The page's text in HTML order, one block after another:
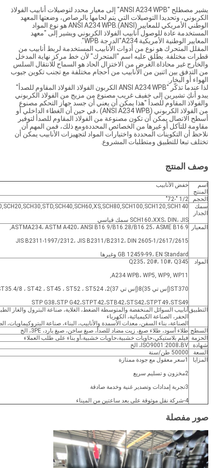
يشير مصطلح "ANSI A234 WPB" إلى معيار محدد لتوصيلات أنابيب الفولاذ
الكربوني، وتحديدا التوصيلات التي يتم لحامها بالرصاص، وضعتها المعهد
الوطني الأمريكي للمعايير (ANSI).ANSI A234 WPB هو نوع المواد
المستخدمة عادة للوصول أنابيب الفولاذ الكربوني ويشير إلى "معهد
المعايير الوطنية الأمريكية A234"الدرجة WPB".
المقلل المتحرك هو نوع من أدوات الأنابيب المستخدمة لربط أنابيب من
قطرات مختلفة. يطلق عليه اسم "المتحرك" لأن خط مركز نهاية المدخل
والخارج غير محاذاة.الغرض من الاختزال الحاد هو السماح للانتقال السلس
من التدفق بين اثنين من الأنابيب من أحجام مختلفة مع تجنب تكوين جيوب
الهواء أو البخار.
لذا عندما تذكّر "ANSI A234 WPB الكربون الفولاذ الفولاذ المقاوم للصدأ"
يبدو أنكِ تشيرين إلى خفيف غريب مصنوع من مزيج من الفولاذ الكربوني
والفولاذ المقاوم للصدأ "هذا يمكن أن يعني أن جسد جهاز التحكم مصنوع
من الفولاذ الكربوني (ANSI A234 WPB) ،في حين أن الغطاء الداخلي أو
أسطح الاتصال يمكن أن تكون مصنوعة من الفولاذ المقاوم للصدأ لتوفير
مقاومة للتآكل أو غيرها من الخصائص المحددةومع ذلك، فمن المهم أن
نلاحظ أن التكوينات المحددة واختيارات المواد لتجهيزات الأنابيب يمكن أن
تختلف تبعا للتطبيق ومتطلبات المشروع.
وصف المنتج
اسم
المنتج
خفض الأنابيب
الحجم
1/2 "-72"
سمك
الجدار
SCH160،XXS، DIN، JIS سمك قياسي
المعيار
ASTMA234، ASTM A420، ANSI B16.9/B16.28/B16.25، ASME B16.9,
JIS B2311-1997/2312، JIS B2311/B2312، DIN 2605-1/2617/2615
GB 12459-99، EN Standard وغيرها
المواد
Q235، 20#، 10#، Q345
A234 WPB، WP5, WP9, WP11,
ST370(إس تي 35)8(إس تي 37)2، ST35.4/8 ، ST42 ، ST45 ، ST52 ، ST524
STP G38،STP G42،STPT42،STB42،STS42،STPT49،STS49
التطبيق أنابيب السوائل المنخفضة والمتوسطة الضغط، الغلاية، صناعة البترول والغاز
الحفر، الصناعة الكيميائية، الكهرباء
الصناعة، بناء السفن، معدات الأسمدة والأنابيب، البناء، صناعة البتروكيماويات،
السطح طلاء أسود، طلاء صبغ، زيت مضاد للصدأ، صبغ ساخن، صبغ بارد، 3PE، الخ
الحزمة فيلم بلاستيكي،حاويات خشبية،حاويات خشبية،أو بناء على طلب العملاء
شهادة
ISO9001:2008،BV، الخ
السعة
50000 طن/سنة
المزايا
1سعر معقول مع جودة ممتازة
2مخزون و تسليم سريع
3تجربة إمدادات وتصدير غنية وخدمة صادقة
4-شركة نقل موثوقة على بعد ساعتين من الميناء
صور مفصلة